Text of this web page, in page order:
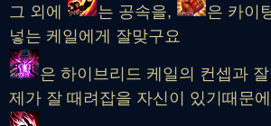
그 외에 는 공속을,
은 카이
넣는 케일에게 잘맞구요
은 하이브리드 케일의 컨셉과
제가 잘 때려잡을 자신이 있기때문